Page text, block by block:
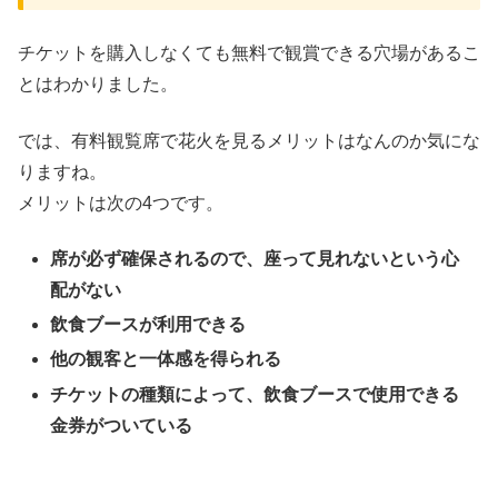
チケットを購入しなくても無料で観賞できる穴場があるこ
とはわかりました。
では、有料観覧席で花火を見るメリットはなんのか気にな
りますね。
メリットは次の4つです。
席が必ず確保されるので、座って見れないという心
配がない
飲食ブースが利用できる
他の観客と一体感を得られる
チケットの種類によって、飲食ブースで使用できる
金券がついている